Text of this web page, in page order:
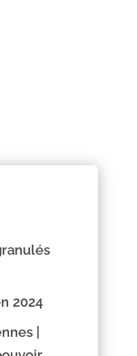
2024
|